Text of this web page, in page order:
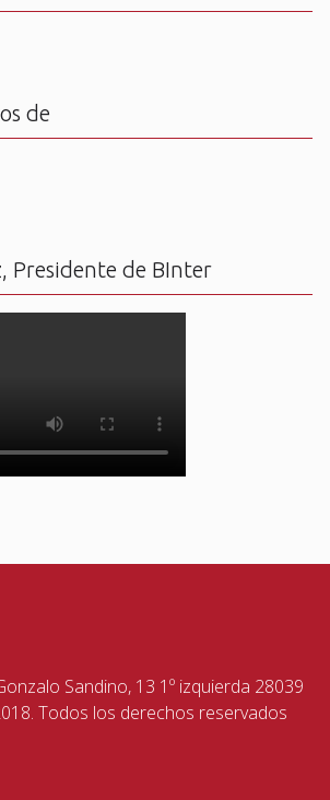
de
Presidente de BInter
Sandino, 13 1º izquierda 28039
Todos los derechos reservados